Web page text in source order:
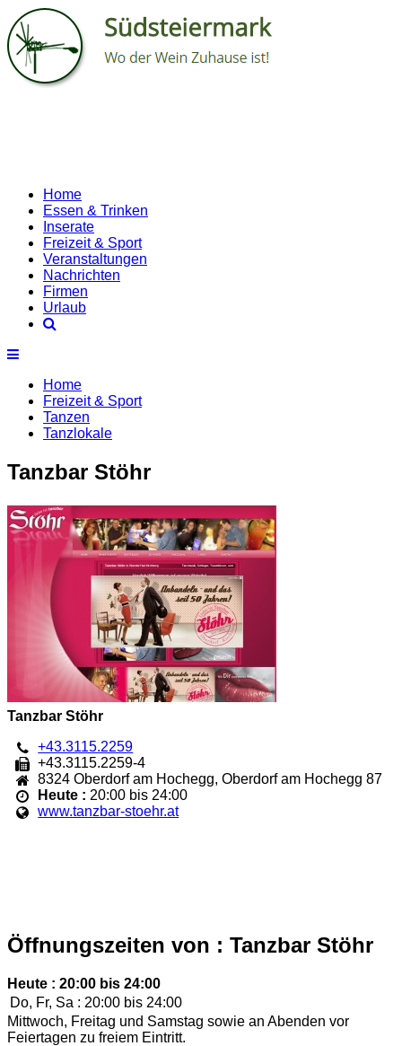
Home
Essen & Trinken
Inserate
Freizeit & Sport
Veranstaltungen
Nachrichten
Firmen
Urlaub
Home
Freizeit & Sport
Tanzen
Tanzlokale
Tanzbar Stöhr
Tanzbar Stöhr
+43.3115.2259
+43.3115.2259-4
8324 Oberdorf am Hochegg,Oberdorf am Hochegg 87
Heute : 20:00 bis 24:00
www.tanzbar-stoehr.at
Öffnungszeiten von : Tanzbar Stöhr
Heute : 20:00 bis 24:00
Do, Fr, Sa : 20:00 bis 24:00
Mittwoch, Freitag und Samstag sowie an Abenden vor
Feiertagen zu freiem Eintritt.